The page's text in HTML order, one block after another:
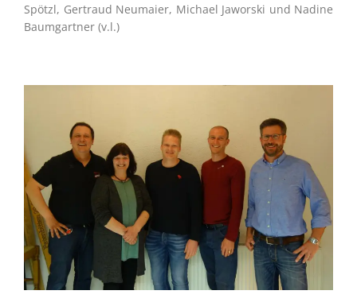
Spötzl, Gertraud Neumaier, Michael Jaworski und Nadine
Baumgartner (v.l.)